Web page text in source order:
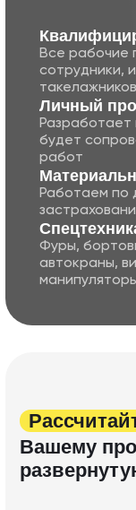
Все рабочие
сотрудники,
Личный
Разработает
будет
работ
Матери
Работаем по
Cпецте
Фуры,
автокраны,
Вашему